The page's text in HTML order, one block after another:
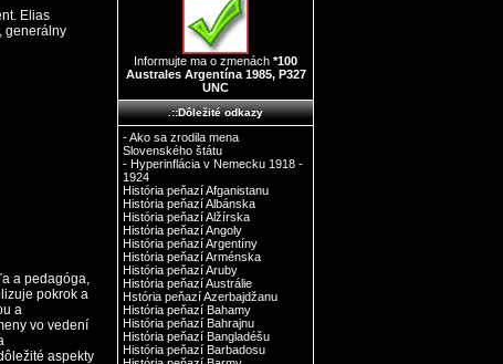
Elias
generálny
a pedagóga,
pokrok a
a
vo vedení
aspekty
Informujte ma o zmenách *100
Australes Argentína 1985, P327
UNC
.::Dôležité odkazy
- Ako sa zrodila mena
Slovenského štátu
- Hyperinflácia v Nemecku 1918 -
1924
História peňazí Afganistanu
História peňazí Albánska
História peňazí Alžírska
História peňazí Angoly
História peňazí Argentíny
História peňazí Arménska
História peňazí Aruby
História peňazí Austrálie
Hstória peňazí Azerbajdžanu
História peňazí Bahamy
História peňazí Bahrajnu
História peňazí Bangladéšu
História peňazí Barbadosu